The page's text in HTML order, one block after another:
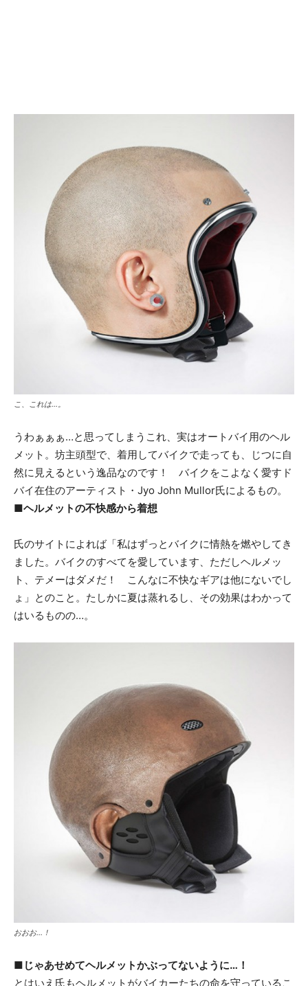
こ、これは…。
うわぁぁぁ…と思ってしまうこれ、実はオートバイ用のヘル
メット。坊主頭型で、着用してバイクで走っても、じつに自
然に見えるという逸品なのです！ バイクをこよなく愛すド
バイ在住のアーティスト・Jyo John Mullor氏によるもの。
■ヘルメットの不快感から着想
氏のサイトによれば「私はずっとバイクに情熱を燃やしてき
ました。バイクのすべてを愛しています、ただしヘルメッ
ト、テメーはダメだ！ こんなに不快なギアは他にないでし
ょ」とのこと。たしかに夏は蒸れるし、その効果はわかって
はいるものの…。
おおお…！
■じゃあせめてヘルメットかぶってないように…！
とはいえ氏もヘルメットがバイカーたちの命を守っているこ